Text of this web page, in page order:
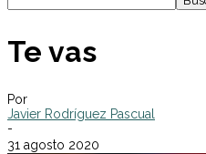
Te vas
Por
Javier Rodríguez Pascual
-
31 agosto 2020